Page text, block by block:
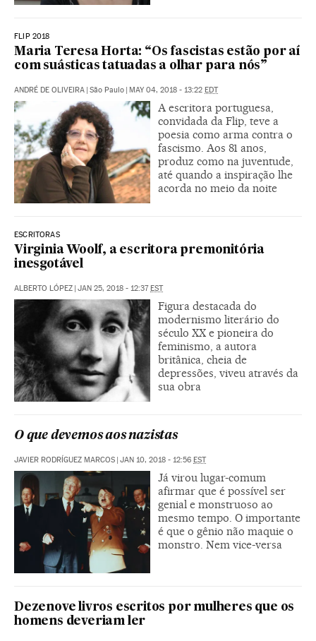
FLIP 2018
Maria Teresa Horta: “Os fascistas estão por aí
com suásticas tatuadas a olhar para nós”
ANDRÉ DE OLIVEIRA | São Paulo | MAY 04, 2018 - 13:22 EDT
A escritora portuguesa,
convidada da Flip, teve a
poesia como arma contra o
fascismo. Aos 81 anos,
produz como na juventude,
até quando a inspiração lhe
acorda no meio da noite
ESCRITORAS
Virginia Woolf, a escritora premonitória
inesgotável
ALBERTO LÓPEZ | JAN 25, 2018 - 12:37EST
Figura destacada do
modernismo literário do
século XX e pioneira do
feminismo, a autora
britânica, cheia de
depressões, viveu através da
sua obra
O que devemos aos nazistas
JAVIER RODRÍGUEZ MARCOS | JAN 10, 2018 - 12:56 EST
Já virou lugar-comum
afirmar que é possível ser
genial e monstruoso ao
mesmo tempo. O importante
é que o gênio não maquie o
monstro. Nem vice-versa
Dezenove livros escritos por mulheres que os
homens deveriam ler